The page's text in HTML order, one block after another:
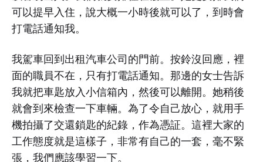
可以提早入住，說大概一小時後就可以了，到時會
打電話通知我。
我駕車回到出租汽車公司的門前。按鈴沒回應，裡
面的職員不在，只有打電話通知。那邊的女士告訴
我就把車匙放入小信箱內，然後可以離開。她稍後
就會到來檢查一下車輛。為了令自己放心，就用手
機拍攝了交還鎖匙的紀錄，作為憑証。這裡大家的
工作態度就是這樣子，非常有自己的一套，毫不緊
張，我們應該學習一下。